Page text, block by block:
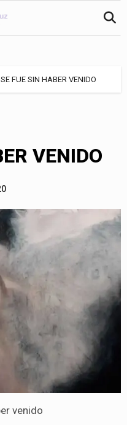
SE FUE SIN HABER VENIDO
VENIDO
venido